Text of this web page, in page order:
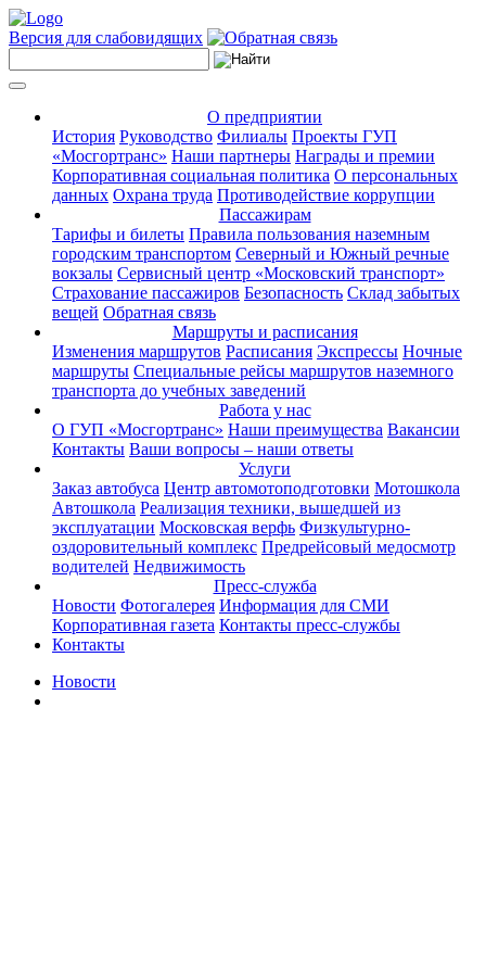
Версия для слабовидящих
О предприятии
История Руководство Филиалы Проекты ГУП
«Мосгортранс» Наши партнеры Награды и премии
Корпоративная социальная политика О персональных
данных Охрана труда Противодействие коррупции
Пассажирам
Тарифы и билеты Правила пользования наземным
городским транспортом Северный и Южный речные
вокзалы Сервисный центр «Московский транспорт»
Страхование пассажиров Безопасность Склад забытых
вещей Обратная связь
Маршруты и расписания
Изменения маршрутов Расписания Экспрессы Ночные
маршруты Специальные рейсы маршрутов наземного
транспорта до учебных заведений
Работа у нас
О ГУП «Мосгортранс» Наши преимущества Вакансии
Контакты Ваши вопросы – наши ответы
Услуги
Заказ автобуса Центр автомотоподготовки Мотошкола
Автошкола Реализация техники, вышедшей из
эксплуатации Московская верфь Физкультурно-
оздоровительный комплекс Предрейсовый медосмотр
водителей Недвижимость
Пресс-служба
Новости Фотогалерея Информация для СМИ
Корпоративная газета Контакты пресс-службы
Контакты
Новости